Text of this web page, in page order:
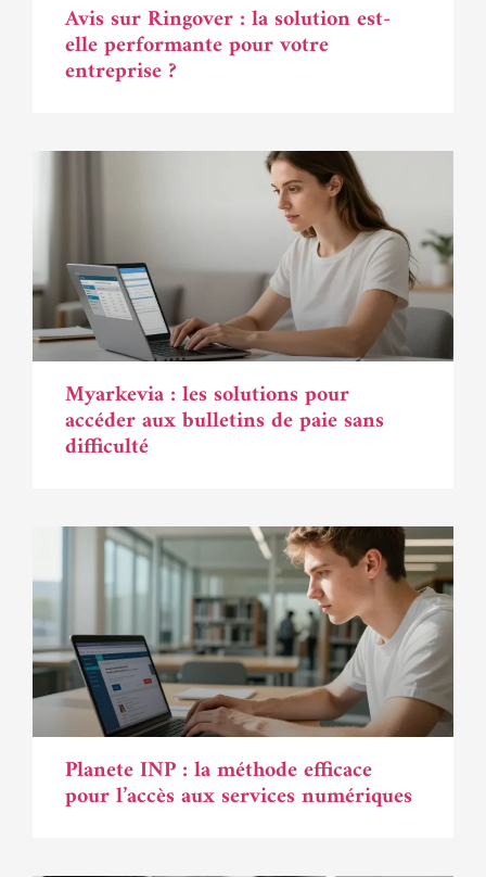
Avis sur Ringover : la solution est-
elle performante pour votre
entreprise ?
Myarkevia : les solutions pour
accéder aux bulletins de paie sans
difficulté
Planete INP : la méthode efficace
pour l’accès aux services numériques